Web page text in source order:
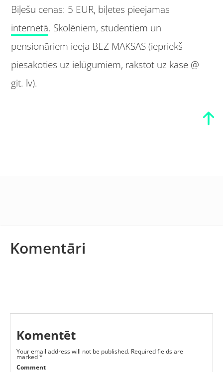
Biļešu cenas: 5 EUR, biļetes pieejamas
internetā. Skolēniem, studentiem un
pensionāriem ieeja BEZ MAKSAS (iepriekš
piesakoties uz ielūgumiem, rakstot uz kase @
git. lv).
Komentāri
Komentēt
Your email address will not be published. Required fields are
marked*
Comment